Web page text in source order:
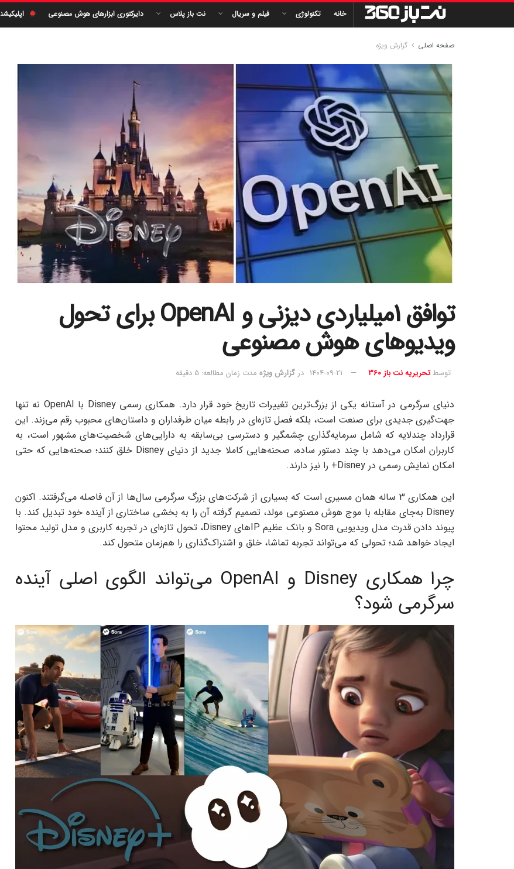
خانه تکنولوژی فیلم و سریال نت باز پلاس دایرکتوری ابزارهای هوش مصنوعی اپلیکیشن
صفحه اصلی گزارش ویژه
توافق 1میلیاردی دیزنی و OpenAI برای تحول
ویدیوهای هوش مصنوعی
توسطتحریریه نت باز 360 1404-09-21 در گزارش ویژه مدت زمان مطالعه: 5 دقیقه
دنیای سرگرمی در آستانه یکی از بزرگ‌ترین تغییرات تاریخ خود قرار دارد. همکاری رسمی Disney با OpenAI نه تنها
جهت‌گیری جدیدی برای صنعت است، بلکه فصل تازه‌ای در رابطه میان طرفداران و داستان‌های محبوب رقم می‌زند. این
قرارداد چندلایه که شامل سرمایه‌گذاری چشمگیر و دسترسی بی‌سابقه به دارایی‌های شخصیت‌های مشهور است، به
کاربران امکان می‌دهد با چند دستور ساده، صحنه‌هایی کاملا جدید از دنیای Disney خلق کنند؛ صحنه‌هایی که حتی
امکان نمایش رسمی در Disney+ را نیز دارند.
این همکاری 3 ساله همان مسیری است که بسیاری از شرکت‌های بزرگ سرگرمی سال‌ها از آن فاصله می‌گرفتند. اکنون
Disney به‌جای مقابله با موج هوش مصنوعی مولد، تصمیم گرفته آن را به بخشی ساختاری از آینده خود تبدیل کند. با
پیوند دادن قدرت مدل ویدیویی Sora و بانک عظیم IPهای Disney، تحول تازه‌ای در تجربه کاربری و مدل تولید محتوا
ایجاد خواهد شد؛ تحولی که می‌تواند تجربه تماشا، خلق و اشتراک‌گذاری را هم‌زمان متحول کند.
چرا همکاری Disney و OpenAI می‌تواند الگوی اصلی آینده
سرگرمی شود؟